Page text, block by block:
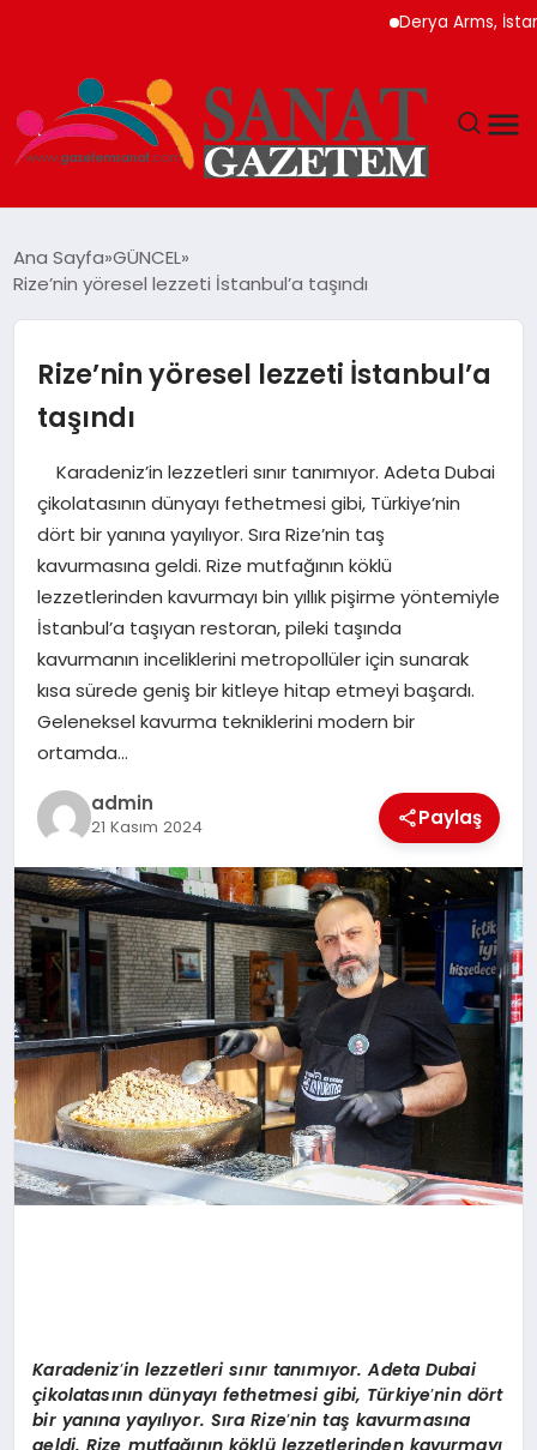
Derya Arms, İstanbul
TEKNOLOJI
SIYASET
SPOR
YAŞAM
EKONOMI
SAĞLIK
DÜNYA
EĞITIM
Ana Sayfa GÜNCEL
Rize’nin yöresel lezzeti İstanbul’a taşındı
Rize’nin yöresel lezzeti İstanbul’a
taşındı
Karadeniz’in lezzetleri sınır tanımıyor. Adeta Dubai
çikolatasının dünyayı fethetmesi gibi, Türkiye’nin
dört bir yanına yayılıyor. Sıra Rize’nin taş
kavurmasına geldi. Rize mutfağının köklü
lezzetlerinden kavurmayı bin yıllık pişirme yöntemiyle
İstanbul’a taşıyan restoran, pileki taşında
kavurmanın inceliklerini metropollüler için sunarak
kısa sürede geniş bir kitleye hitap etmeyi başardı.
Geleneksel kavurma tekniklerini modern bir
ortamda…
admin
21 Kasım 2024 Paylaş
Karadeniz’in lezzetleri sınır tanımıyor. Adeta Dubai
çikolatasının dünyayı fethetmesi gibi, Türkiye’nin dört
bir yanına yayılıyor. Sıra Rize’nin taş kavurmasına
geldi. Rize mutfağının köklü lezzetlerinden kavurmayı